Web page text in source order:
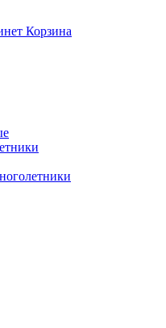
Корзина